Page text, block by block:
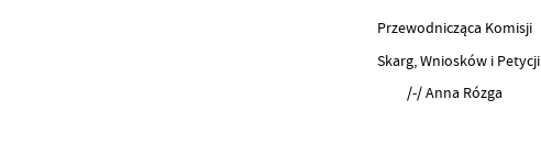
Przewodnicząca Komisji
Skarg, Wniosków i Petycji
/-/ Anna Rózga